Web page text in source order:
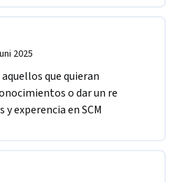
2025
que quieran
o dar un re
experencia en SCM